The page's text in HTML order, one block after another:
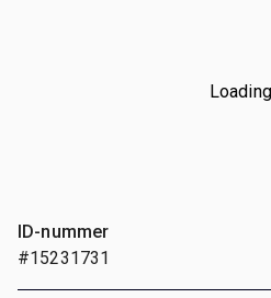
ID-nummer
#15231731